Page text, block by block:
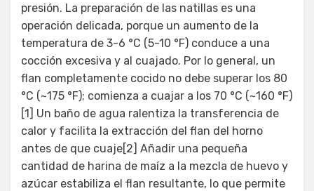
presión. La preparación de las natillas es una
operación delicada, porque un aumento de la
temperatura de 3-6 °C (5-10 °F) conduce a una
cocción excesiva y al cuajado. Por lo general, un
flan completamente cocido no debe superar los 80
°C (~175 °F); comienza a cuajar a los 70 °C (~160 °F)
[1] Un baño de agua ralentiza la transferencia de
calor y facilita la extracción del flan del horno
antes de que cuaje[2] Añadir una pequeña
cantidad de harina de maíz a la mezcla de huevo y
azúcar estabiliza el flan resultante, lo que permite